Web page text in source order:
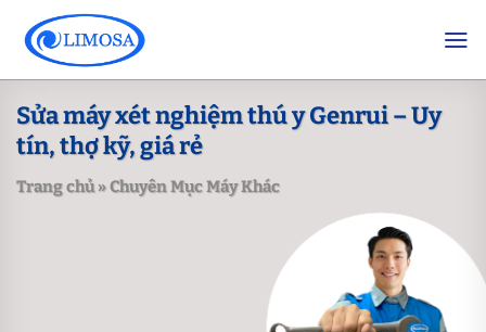
content
Sửa máy xét nghiệm thú y Genrui – Uy
tín, thợ kỹ, giá rẻ
Trang chủ»Chuyên Mục Máy Khác